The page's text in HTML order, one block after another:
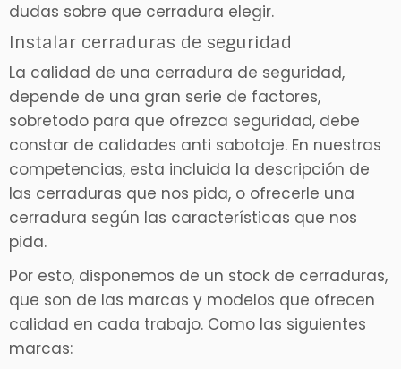
dudas sobre que cerradura elegir.
Instalar cerraduras de seguridad
La calidad de una cerradura de seguridad,
depende de una gran serie de factores,
sobretodo para que ofrezca seguridad, debe
constar de calidades anti sabotaje. En nuestras
competencias, esta incluida la descripción de
las cerraduras que nos pida, o ofrecerle una
cerradura según las características que nos
pida.
Por esto, disponemos de un stock de cerraduras,
que son de las marcas y modelos que ofrecen
calidad en cada trabajo. Como las siguientes
marcas: